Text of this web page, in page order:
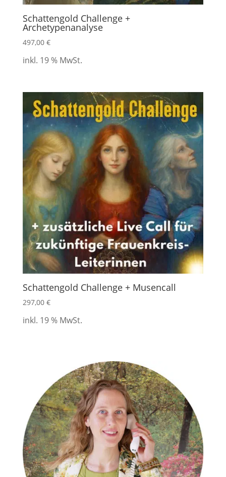
Schattengold Challenge +
Archetypenanalyse
497,00 €
inkl. 19 % MwSt.
Schattengold Challenge + Musencall
297,00 €
inkl. 19 % MwSt.